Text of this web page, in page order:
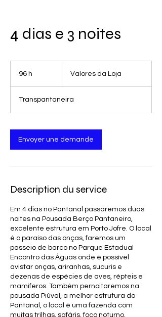
4 dias e 3 noites
96 h
LojaValores da Loja
Transpantaneira
Envoyer une demande
Description du service
Em 4 dias no Pantanal passaremos duas
noites na Pousada Berço Pantaneiro,
excelente estrutura em Porto Jofre. O local
é o paraíso das onças, faremos um
passeio de barco no Parque Estadual
Encontro das Águas onde é possível
avistar onças, ariranhas, sucuris e
dezenas de espécies de aves, répteis e
mamíferos. Também pernoitaremos na
pousada Piúval, a melhor estrutura do
Pantanal, o local é uma fazenda com
muitas trilhas, safáris, foco noturno,